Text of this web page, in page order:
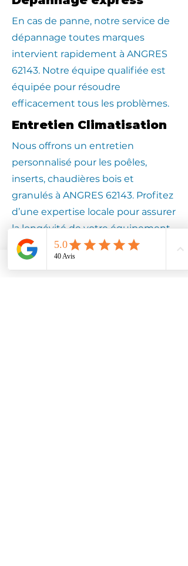
En cas de panne, notre service de
dépannage toutes marques
intervient rapidement à ANGRES
62143. Notre équipe qualifiée est
équipée pour résoudre
efficacement tous les problèmes.
Entretien Climatisation
Nous offrons un entretien
personnalisé pour les poêles,
inserts, chaudières bois et
granulés à ANGRES 62143. Profitez
d’une expertise locale pour assurer
la longévité de votre équipement.